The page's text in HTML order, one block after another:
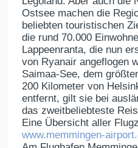
Ostsee machen die
beliebten touristischen
die rund 70.000
Lappeenranta, die nun
von Ryanair angeflogen
Saimaa-See, dem
200 Kilometer von
entfernt, gilt sie bei
das zweitbeliebteste
Eine Übersicht aller
www.memmingen-